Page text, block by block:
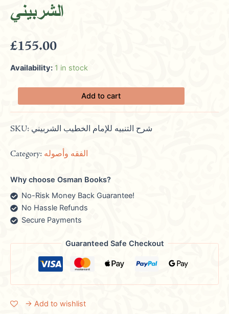
الشربيني
£155.00
Availability: 1 in stock
Add to cart
SKU: شرح التنبيه للإمام الخطيب الشربيني
Category: الفقه وأصوله
Why choose Osman Books?
No-Risk Money Back Guarantee!
No Hassle Refunds
Secure Payments
Guaranteed Safe Checkout
→ Add to wishlist